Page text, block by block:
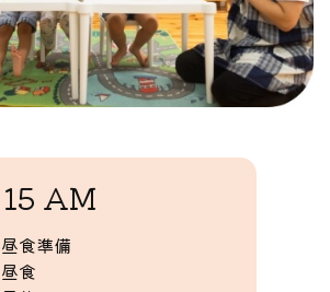
AM
昼食準備
昼食